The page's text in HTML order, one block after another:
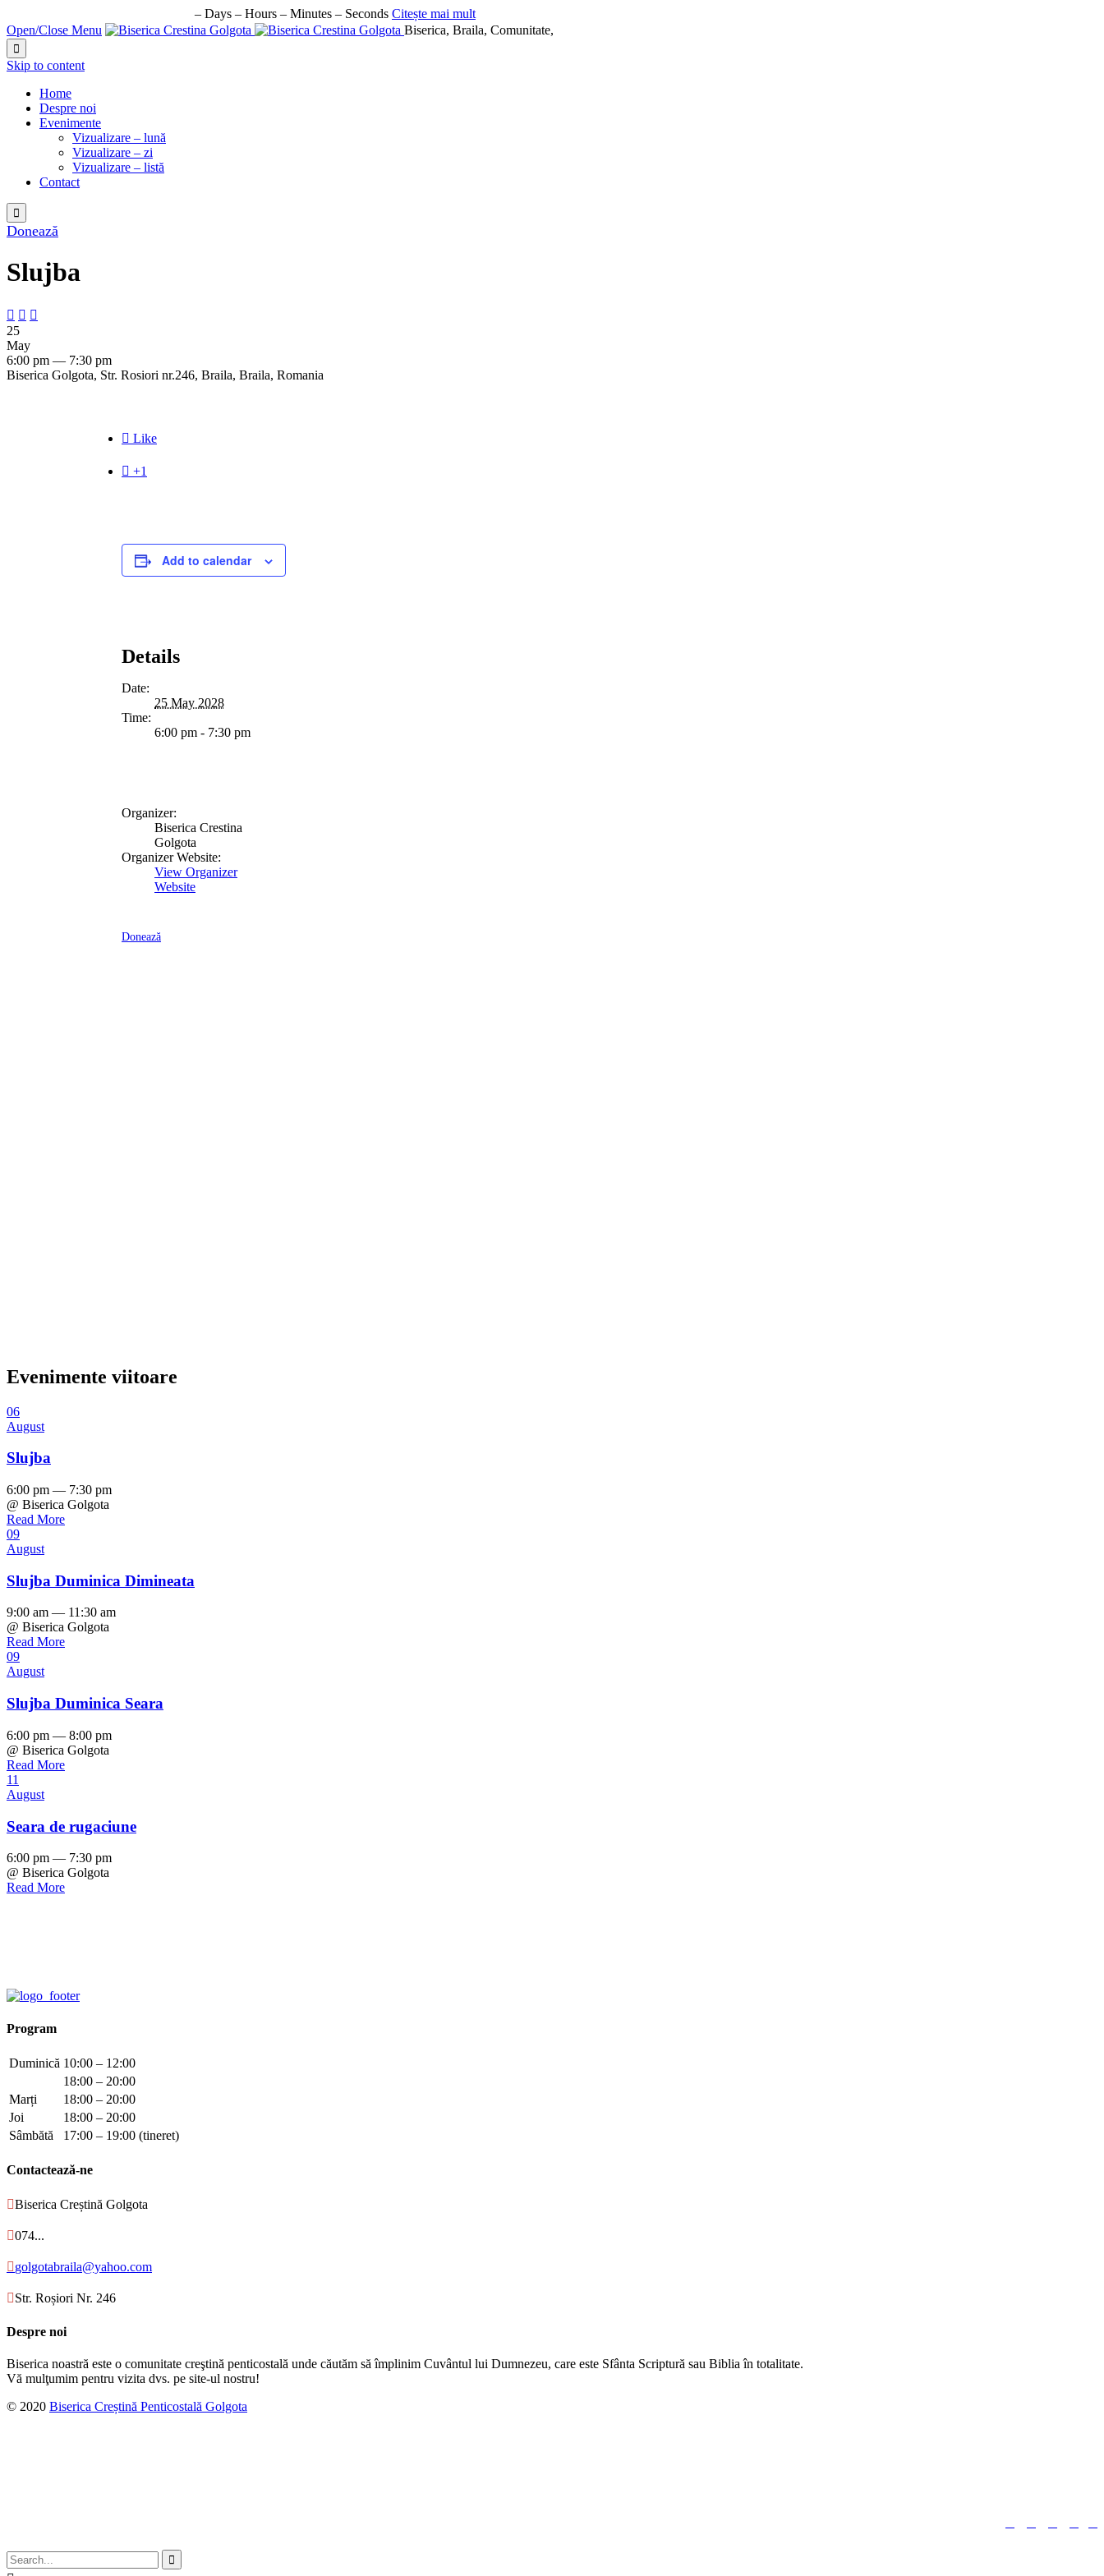
– Days – Hours – Minutes – Seconds Citește mai mult
Open/Close Menu
Biserica, Braila, Comunitate,

Skip to content
Home
Despre noi
Evenimente
Vizualizare – lună
Vizualizare – zi
Vizualizare – listă
Contact

Donează
Slujba
  
25
May
6:00 pm — 7:30 pm
Biserica Golgota, Str. Rosiori nr.246, Braila, Braila, Romania
 Like
 +1
Add to calendar
Details
Date:
25 May 2028
Time:
6:00 pm - 7:30 pm
Organizer:
Biserica Crestina
Golgota
Organizer Website:
View Organizer
Website
Donează
Evenimente viitoare
06
August
Slujba
6:00 pm — 7:30 pm
@ Biserica Golgota
Read More
09
August
Slujba Duminica Dimineata
9:00 am — 11:30 am
@ Biserica Golgota
Read More
09
August
Slujba Duminica Seara
6:00 pm — 8:00 pm
@ Biserica Golgota
Read More
11
August
Seara de rugaciune
6:00 pm — 7:30 pm
@ Biserica Golgota
Read More
Program
Duminică 10:00 – 12:00
18:00 – 20:00
Marți
18:00 – 20:00
Joi
18:00 – 20:00
Sâmbătă
17:00 – 19:00 (tineret)
Contactează-ne
Biserica Creștină Golgota
074...
golgotabraila@yahoo.com
Str. Roșiori Nr. 246
Despre noi
Biserica noastră este o comunitate creştină penticostală unde căutăm să împlinim Cuvântul lui Dumnezeu, care este Sfânta Scriptură sau Biblia în totalitate.
Vă mulţumim pentru vizita dvs. pe site-ul nostru!
© 2020 Biserica Creștină Penticostală Golgota
